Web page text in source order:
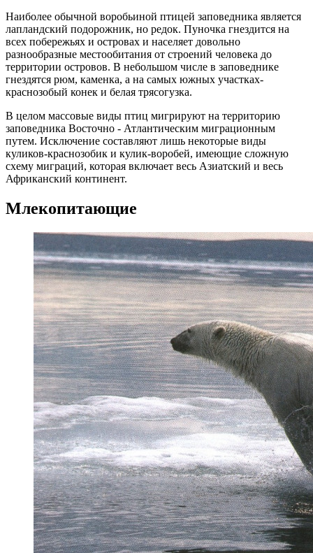
Наиболее обычной воробьиной птицей заповедника является
лапландский подорожник, но редок. Пуночка гнездится на
всех побережьях и островах и населяет довольно
разнообразные местообитания от строений человека до
территории островов. В небольшом числе в заповеднике
гнездятся рюм, каменка, а на самых южных участках-
краснозобый конек и белая трясогузка.
В целом массовые виды птиц мигрируют на территорию
заповедника Восточно - Атлантическим миграционным
путем. Исключение составляют лишь некоторые виды
куликов-краснозобик и кулик-воробей, имеющие сложную
схему миграций, которая включает весь Азиатский и весь
Африканский континент.
Млекопитающие